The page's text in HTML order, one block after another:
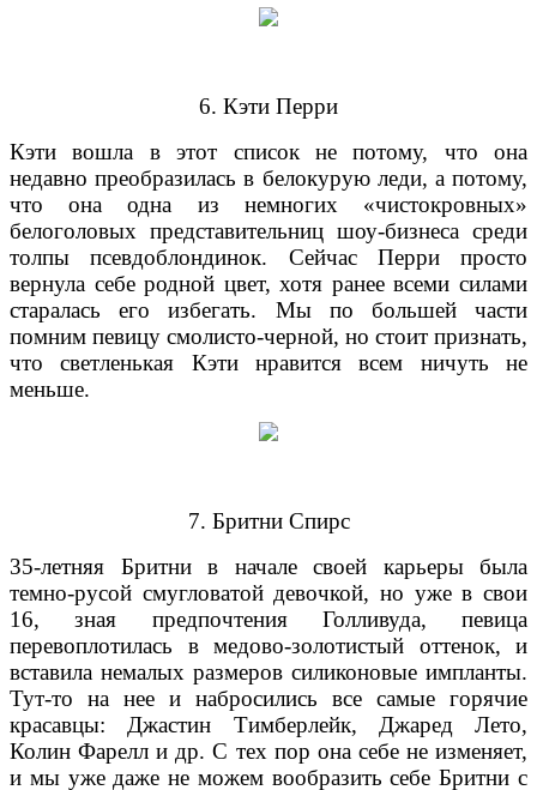
6. Кэти Перри
Кэти вошла в этот список не потому, что она
недавно преобразилась в белокурую леди, а потому,
что она одна из немногих «чистокровных»
белоголовых представительниц шоу-бизнеса среди
толпы псевдоблондинок. Сейчас Перри просто
вернула себе родной цвет, хотя ранее всеми силами
старалась его избегать. Мы по большей части
помним певицу смолисто-черной, но стоит признать,
что светленькая Кэти нравится всем ничуть не
меньше.
7. Бритни Спирс
35-летняя Бритни в начале своей карьеры была
темно-русой смугловатой девочкой, но уже в свои
16, зная предпочтения Голливуда, певица
перевоплотилась в медово-золотистый оттенок, и
вставила немалых размеров силиконовые импланты.
Тут-то на нее и набросились все самые горячие
красавцы: Джастин Тимберлейк, Джаред Лето,
Колин Фарелл и др. С тех пор она себе не изменяет,
и мы уже даже не можем вообразить себе Бритни с